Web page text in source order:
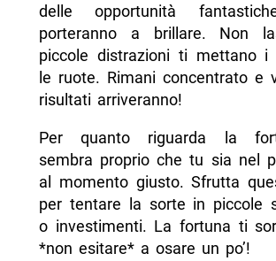
delle opportunità
porteranno a brillare. Non
piccole distrazioni ti mettano i
le ruote. Rimani concentrato e
risultati arriveranno!
Per quanto riguarda la
sembra proprio che tu sia nel
al momento giusto. Sfrutta
per tentare la sorte in piccole
o investimenti. La fortuna ti
*non esitare* a osare un po’!